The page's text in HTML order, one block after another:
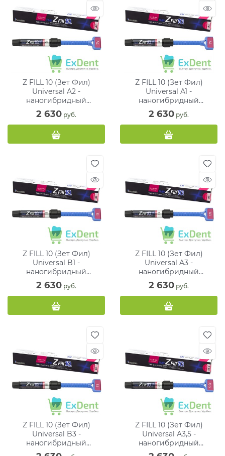
Z FILL 10 (Зет Фил)
Universal A2 -
наногибридный
цирконосодержащий
композитный материал (4
г)
2 630 руб.
Z FILL 10 (Зет Фил)
Universal A1 -
наногибридный
цирконосодержащий
композитный материал (4
г)
2 630 руб.
Z FILL 10 (Зет Фил)
Universal B1 -
наногибридный
цирконосодержащий
композитный материал (4
г)
2 630 руб.
Z FILL 10 (Зет Фил)
Universal A3 -
наногибридный
цирконосодержащий
композитный материал (4
г)
2 630 руб.
Z FILL 10 (Зет Фил)
Universal B3 -
наногибридный
цирконосодержащий
Z FILL 10 (Зет Фил)
Universal A3,5 -
наногибридный
цирконосодержащий